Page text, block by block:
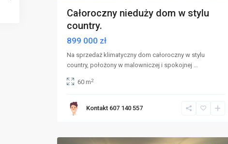
Całoroczny nieduży dom w stylu
country.
899 000 zł
Na sprzedaż klimatyczny dom całoroczny w stylu
country, położony w malowniczej i spokojnej ...
60 m2
Kontakt 607 140 557